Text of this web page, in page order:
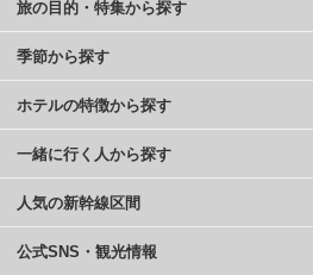
旅の目的・特集から探す
季節から探す
ホテルの特徴から探す
一緒に行く人から探す
人気の新幹線区間
公式SNS・観光情報